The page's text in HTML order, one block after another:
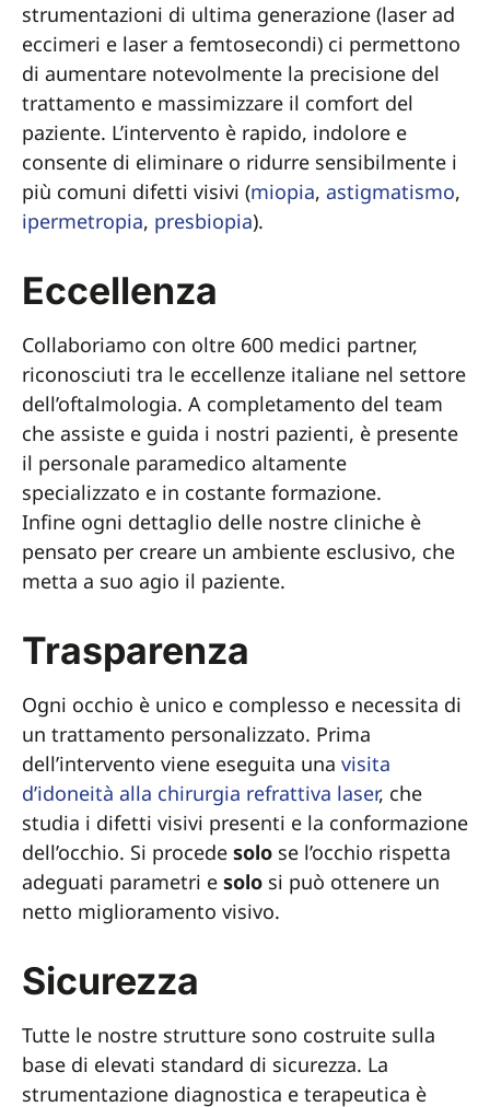
strumentazioni di ultima generazione (laser ad
eccimeri e laser a femtosecondi) ci permettono
di aumentare notevolmente la precisione del
trattamento e massimizzare il comfort del
paziente. L’intervento è rapido, indolore e
consente di eliminare o ridurre sensibilmente i
più comuni difetti visivi (miopia, astigmatismo,
ipermetropia, presbiopia).
Eccellenza
Collaboriamo con oltre 600 medici partner,
riconosciuti tra le eccellenze italiane nel settore
dell’oftalmologia. A completamento del team
che assiste e guida i nostri pazienti, è presente
il personale paramedico altamente
specializzato e in costante formazione.
Infine ogni dettaglio delle nostre cliniche è
pensato per creare un ambiente esclusivo, che
metta a suo agio il paziente.
Trasparenza
Ogni occhio è unico e complesso e necessita di
un trattamento personalizzato. Prima
dell’intervento viene eseguita una visita
d’idoneità alla chirurgia refrattiva laser, che
studia i difetti visivi presenti e la conformazione
dell’occhio. Si procede solo se l’occhio rispetta
adeguati parametri e solo si può ottenere un
netto miglioramento visivo.
Sicurezza
Tutte le nostre strutture sono costruite sulla
base di elevati standard di sicurezza. La
strumentazione diagnostica e terapeutica è